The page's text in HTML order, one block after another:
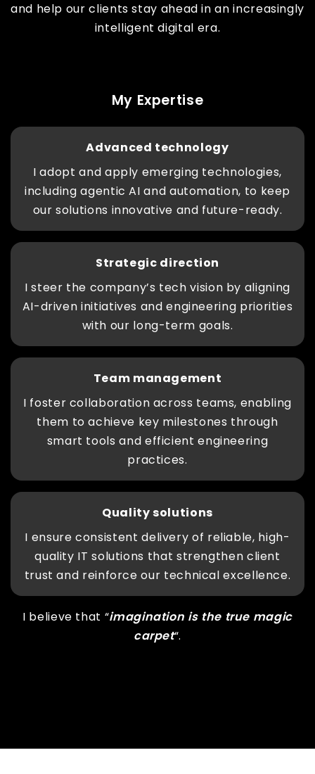
and help our clients stay ahead in an increasingly
intelligent digital era.
My Expertise
Advanced technology
I adopt and apply emerging technologies,
including agentic AI and automation, to keep
our solutions innovative and future-ready.
Strategic direction
I steer the company’s tech vision by aligning
AI-driven initiatives and engineering priorities
with our long-term goals.
Team management
I foster collaboration across teams, enabling
them to achieve key milestones through
smart tools and efficient engineering
practices.
Quality solutions
I ensure consistent delivery of reliable, high-
quality IT solutions that strengthen client
trust and reinforce our technical excellence.
I believe that “imagination is the true magic
carpet“.